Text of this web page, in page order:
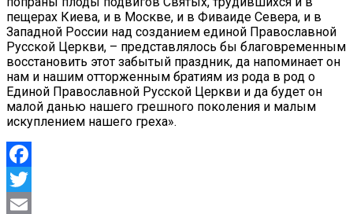
пещерах Киева, и в Москве, и в Фиваиде Севера, и в
Западной России над созданием единой Православной
Русской Церкви, – представлялось бы благовременным
восстановить этот забытый праздник, да напоминает он
нам и нашим отторженным братиям из рода в род о
Единой Православной Русской Церкви и да будет он
малой данью нашего грешного поколения и малым
искуплением нашего греха».
Facebook
Twitter